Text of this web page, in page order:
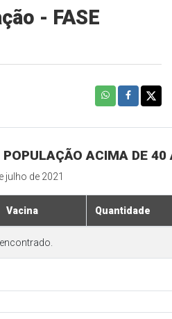
- FASE
POPULAÇÃO ACIMA DE 40
julho de 2021
Vacina Quantidade